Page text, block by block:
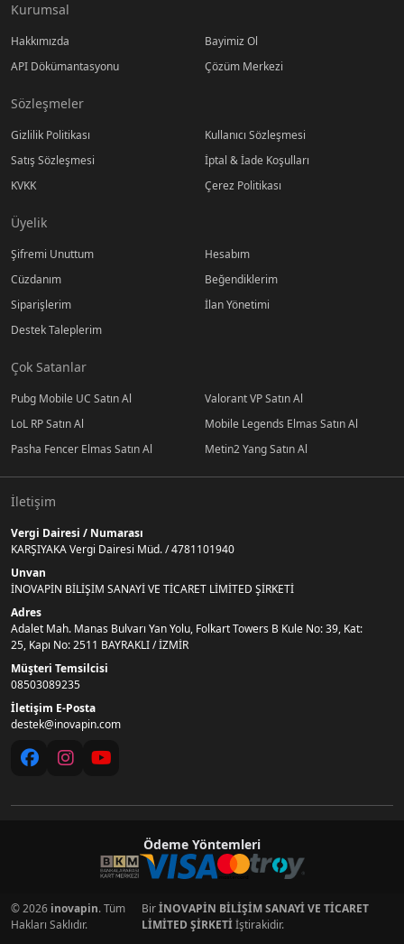
Kurumsal
Hakkımızda
Bayimiz Ol
API Dökümantasyonu
Çözüm Merkezi
Sözleşmeler
Gizlilik Politikası
Kullanıcı Sözleşmesi
Satış Sözleşmesi
İptal & İade Koşulları
KVKK
Çerez Politikası
Üyelik
Şifremi Unuttum
Hesabım
Cüzdanım
Beğendiklerim
Siparişlerim
İlan Yönetimi
Destek Taleplerim
Çok Satanlar
Pubg Mobile UC Satın Al
Valorant VP Satın Al
LoL RP Satın Al
Mobile Legends Elmas Satın Al
Pasha Fencer Elmas Satın Al
Metin2 Yang Satın Al
İletişim
Vergi Dairesi / Numarası
KARŞIYAKA Vergi Dairesi Müd. / 4781101940
Unvan
İNOVAPİN BİLİŞİM SANAYİ VE TİCARET LİMİTED ŞİRKETİ
Adres
Adalet Mah. Manas Bulvarı Yan Yolu, Folkart Towers B Kule No: 39, Kat:
25, Kapı No: 2511 BAYRAKLI / İZMİR
Müşteri Temsilcisi
08503089235
İletişim E-Posta
destek@inovapin.com
Ödeme Yöntemleri
© 2026 inovapin. Tüm
Hakları Saklıdır.
BirİNOVAPİN BİLİŞİM SANAYİ VE TİCARET
LİMİTED ŞİRKETİİştirakidir.